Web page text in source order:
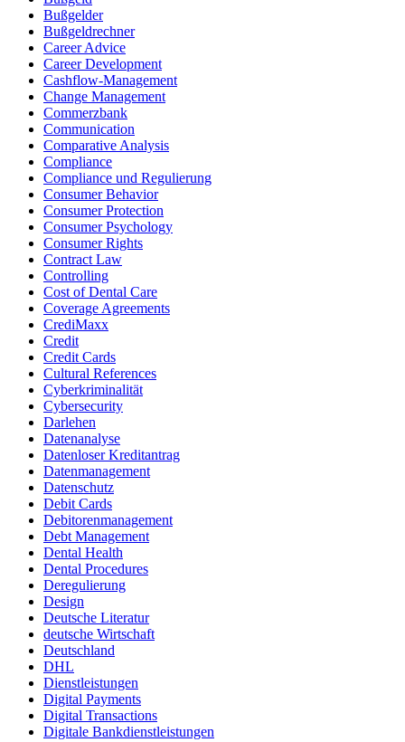
Bußgelder
Bußgeldrechner
Career Advice
Career Development
Cashflow-Management
Change Management
Commerzbank
Communication
Comparative Analysis
Compliance
Compliance und Regulierung
Consumer Behavior
Consumer Protection
Consumer Psychology
Consumer Rights
Contract Law
Controlling
Cost of Dental Care
Coverage Agreements
CrediMaxx
Credit
Credit Cards
Cultural References
Cyberkriminalität
Cybersecurity
Darlehen
Datenanalyse
Datenloser Kreditantrag
Datenmanagement
Datenschutz
Debit Cards
Debitorenmanagement
Debt Management
Dental Health
Dental Procedures
Deregulierung
Design
Deutsche Literatur
deutsche Wirtschaft
Deutschland
DHL
Dienstleistungen
Digital Payments
Digital Transactions
Digitale Bankdienstleistungen